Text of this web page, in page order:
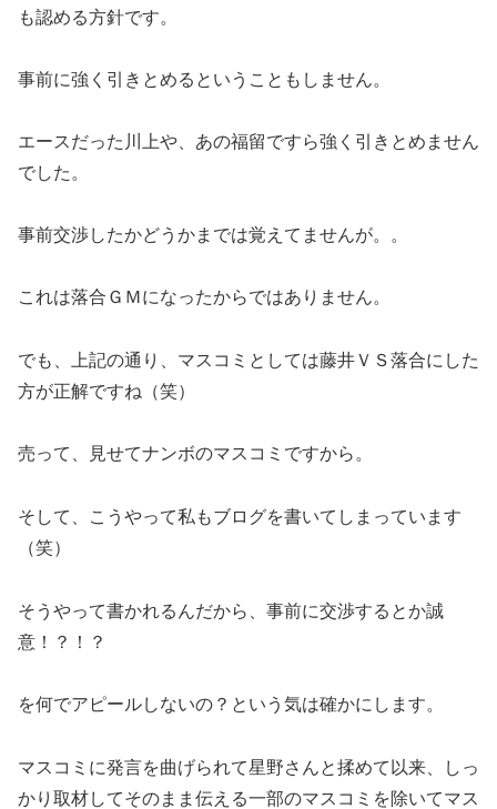
も認める方針です。
事前に強く引きとめるということもしません。
エースだった川上や、あの福留ですら強く引きとめません
でした。
事前交渉したかどうかまでは覚えてませんが。。
これは落合ＧＭになったからではありません。
でも、上記の通り、マスコミとしては藤井ＶＳ落合にした
方が正解ですね（笑）
売って、見せてナンボのマスコミですから。
そして、こうやって私もブログを書いてしまっています
（笑）
そうやって書かれるんだから、事前に交渉するとか誠
意！？！？
を何でアピールしないの？という気は確かにします。
マスコミに発言を曲げられて星野さんと揉めて以来、しっ
かり取材してそのまま伝える一部のマスコミを除いてマス